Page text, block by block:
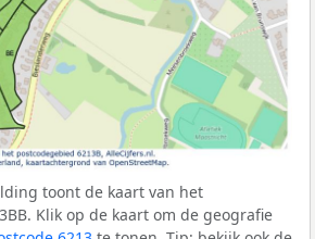
toont de kaart van het
Klik op de kaart om de geografie